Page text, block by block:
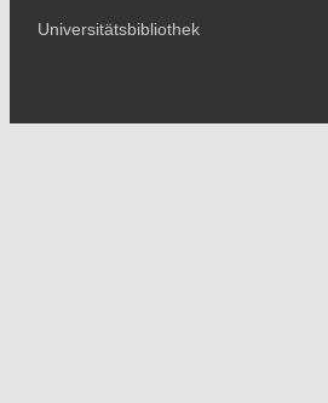
Universitätsbibliothek